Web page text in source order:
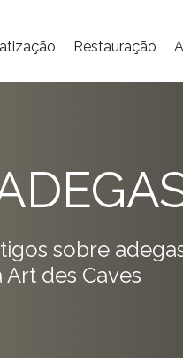
Restauração
sobre
des Caves